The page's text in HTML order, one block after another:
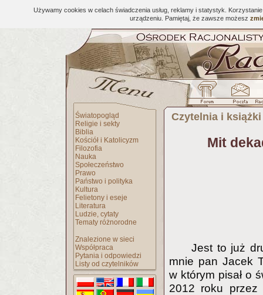
Używamy cookies w celach świadczenia usług, reklamy i statystyk.
urządzeniu. Pamiętaj, że zawsze możesz
Światopogląd
Religie i sekty
Biblia
Kościół i Katolicyzm
Filozofia
Nauka
Społeczeństwo
Prawo
Państwo i polityka
Kultura
Felietony i eseje
Literatura
Ludzie, cytaty
Tematy różnorodne
Znalezione w sieci
Współpraca
Pytania i odpowiedzi
Listy od czytelników
Czytelnia i książki
Mit
Jest to już
mnie pan Jacek
w którym pisał o
2012 roku przez